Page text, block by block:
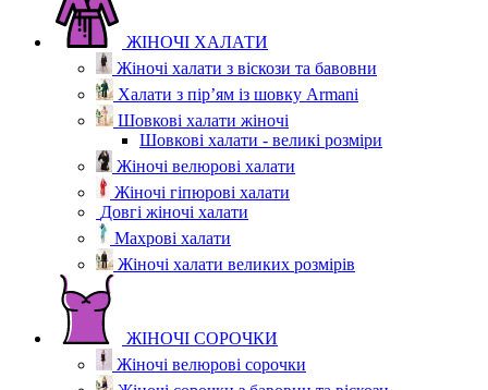
ЖІНОЧІ ХАЛАТИ
Жіночі халати з віскози та бавовни
Халати з пір’ям із шовку Armani
Шовкові халати жіночі
Шовкові халати - великі розміри
Жіночі велюрові халати
Жіночі гіпюрові халати
Довгі жіночі халати
Махрові халати
Жіночі халати великих розмірів
ЖІНОЧІ СОРОЧКИ
Жіночі велюрові сорочки